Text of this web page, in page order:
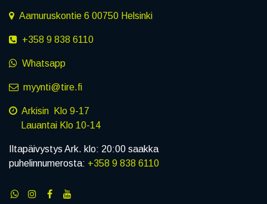
Aamuruskontie 6 00750 Helsinki
+358 9 838 6110
Whatsapp
myynti@tire.fi
Arkisin Klo 9-17
Lauantai Klo 10-14
Iltapäivystys Ark. klo: 20:00 saakka
puhelinnumerosta: +358 9 838 6110